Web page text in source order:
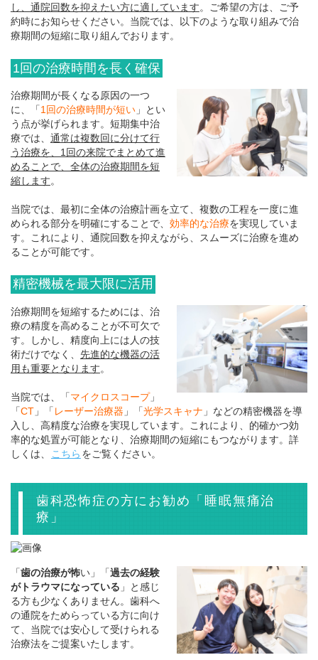
し、通院回数を抑えたい方に適しています。ご希望の方は、ご予
約時にお知らせください。当院では、以下のような取り組みで治
療期間の短縮に取り組んでおります。
1回の治療時間を長く確保
治療期間が長くなる原因の一つ
に、「 1回の治療時間が短い」とい
う点が挙げられます。短期集中治
療では、 通常は複数回に分けて行
う治療を、1回の来院でまとめて進
めることで、全体の治療期間を短
縮します。
当院では、最初に全体の治療計画を立て、複数の工程を一度に進
められる部分を明確にすることで、 効率的な治療を実現していま
す。これにより、通院回数を抑えながら、スムーズに治療を進め
ることが可能です。
精密機械を最大限に活用
治療期間を短縮するためには、治
療の精度を高めることが不可欠で
す。しかし、精度向上には人の技
術だけでなく、 先進的な機器の活
用も重要となります。
当院では、「 マイクロスコープ」
「 CT」「 レーザー治療器 」「 光学スキャナ 」などの精密機器を導
入し、高精度な治療を実現しています。これにより、的確かつ効
率的な処置が可能となり、治療期間の短縮にもつながります。詳
しくは、
こちら をご覧ください。
歯科恐怖症の方にお勧め「睡眠無痛治
療」
「 歯の治療が怖い」「 過去の経験
がトラウマになっている 」と感じ
る方も少なくありません。歯科へ
の通院をためらっている方に向け
て、当院では安心して受けられる
治療法をご提案いたします。